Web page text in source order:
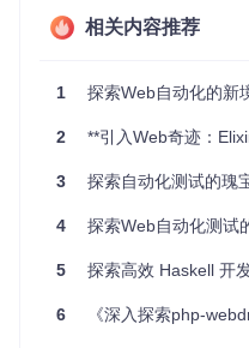
：可连接任意支
流行的Selenium Server
其他Haskell测试框架集
获取和安装
你可以通过Hackage轻松安
说明进行配置、编译和安装
相关内容推荐
1 探索Web自动化的新境
2 **引入Web奇迹：
3 探索自动化测试的瑰宝：
4 探索Web自动化测试
5 探索高效 Haskell 开
6 《深入探索php-